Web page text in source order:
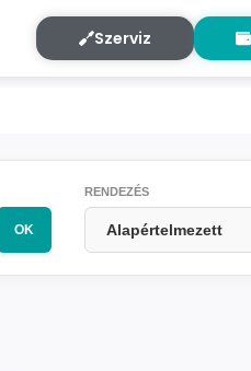
Szerviz
OK
RENDEZÉS